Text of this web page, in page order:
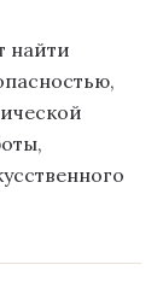
найти